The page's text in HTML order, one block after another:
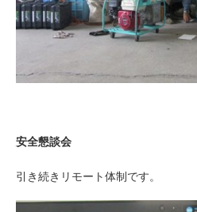
安全懇談会
引き続きリモート体制です。